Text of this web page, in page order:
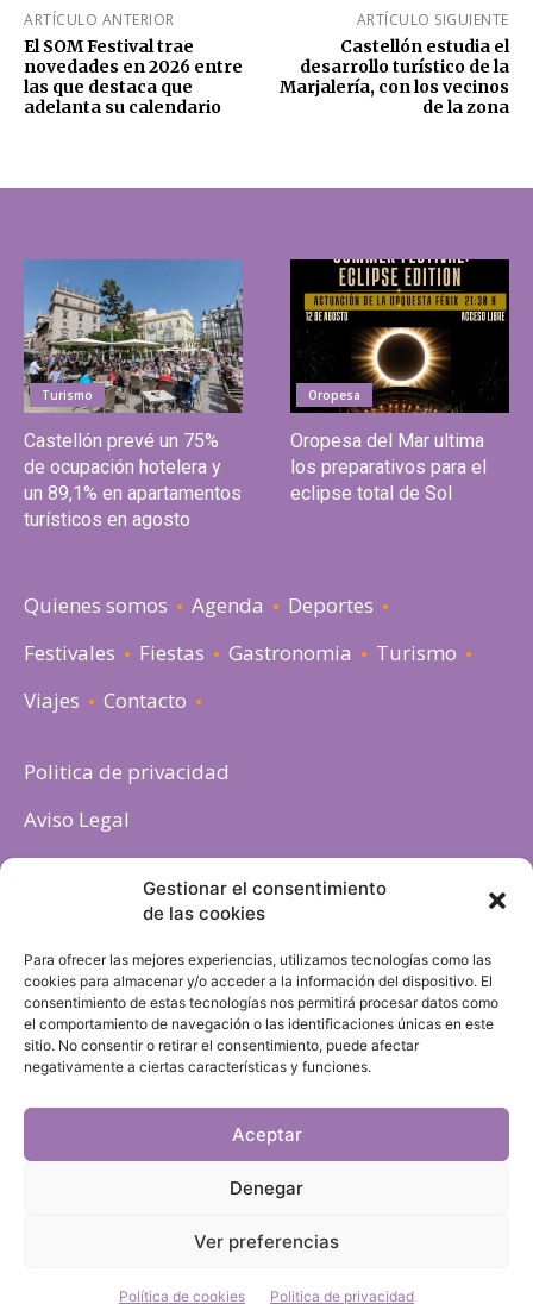
Gestionar el consentimiento
de las cookies
Para ofrecer las mejores experiencias, utilizamos tecnologías como las
cookies para almacenar y/o acceder a la información del dispositivo. El
consentimiento de estas tecnologías nos permitirá procesar datos como
el comportamiento de navegación o las identificaciones únicas en este
sitio. No consentir o retirar el consentimiento, puede afectar
negativamente a ciertas características y funciones.
Aceptar
Denegar
Ver preferencias
Política de cookies Politica de privacidad
ARTÍCULO ANTERIOR
El SOM Festival trae
novedades en 2026 entre
las que destaca que
adelanta su calendario
ARTÍCULO SIGUIENTE
Castellón estudia el
desarrollo turístico de la
Marjalería, con los vecinos
de la zona
Turismo
Castellón prevé un 75%
de ocupación hotelera y
un 89,1% en apartamentos
turísticos en agosto
Oropesa
Oropesa del Mar ultima
los preparativos para el
eclipse total de Sol
Quienes somos Agenda
Deportes
Festivales
Fiestas Gastronomia
Turismo
Viajes
Contacto
Politica de privacidad
Aviso Legal
Política de cookies